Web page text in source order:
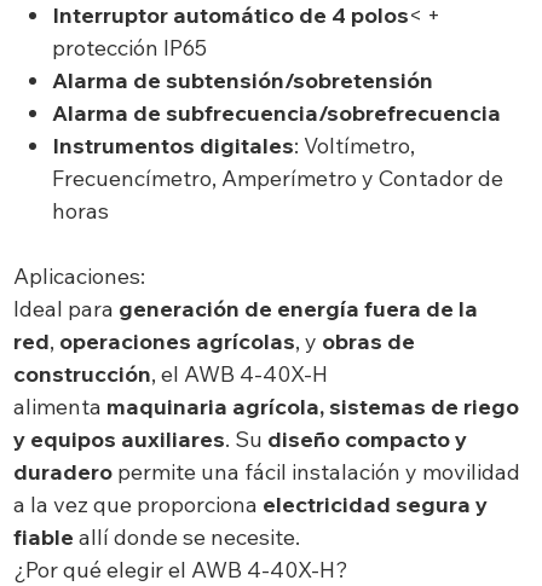
Interruptor automático de 4 polos< +
protección IP65
Alarma de subtensión/sobretensión
Alarma de subfrecuencia/sobrefrecuencia
Instrumentos digitales: Voltímetro,
Frecuencímetro, Amperímetro y Contador de
horas
Aplicaciones:
Ideal para generación de energía fuera de la
red, operaciones agrícolas, y obras de
construcción, el AWB 4-40X-H
alimenta maquinaria agrícola, sistemas de riego
y equipos auxiliares. Su diseño compacto y
duraderopermite una fácil instalación y movilidad
a la vez que proporciona electricidad segura y
fiable allí donde se necesite.
¿Por qué elegir el AWB 4-40X-H?